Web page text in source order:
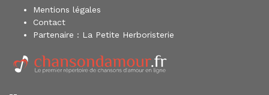
Mentions légales
Contact
Partenaire : La Petite Herboristerie